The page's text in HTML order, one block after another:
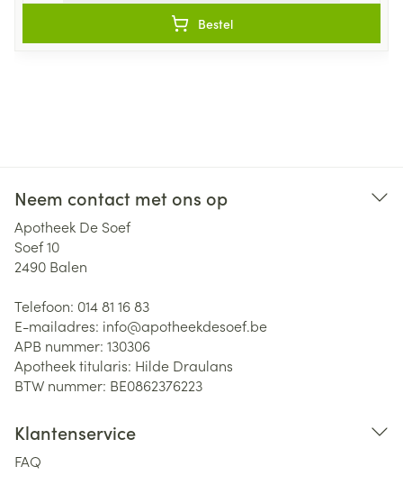
Bestel
Neem contact met ons op
Apotheek De Soef
Soef 10
2490 Balen
Telefoon: 014 81 16 83
E-mailadres: info@apotheekdesoef.be
APB nummer: 130306
Apotheek titularis: Hilde Draulans
BTW nummer: BE0862376223
Klantenservice
FAQ